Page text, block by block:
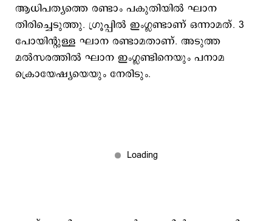
ആധിപത്യത്തെ രണ്ടാം പകുതിയില്‍ ഘാന
തിരിച്ചെടുത്തു. ഗ്രൂപ്പില്‍ ഇംഗ്ലണ്ടാണ് ഒന്നാമത്. 3
പോയിന്‍റുള്ള ഘാന രണ്ടാമതാണ്. അടുത്ത
മല്‍സരത്തില്‍ ഘാന ഇംഗ്ലണ്ടിനെയും പനാമ
ക്രൊയേഷ്യയെയും നേരിടും.